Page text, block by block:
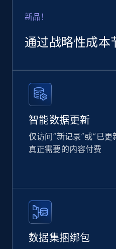
more.
eCommerce
Amazon products
Title, Seller name, Brand,
price, Currency,
eCommerce
2.1K+
新品！
通过战略性成本
智能数据更新
仅访问“新记录”或“已
真正需要的内容付费
数据集捆绑包